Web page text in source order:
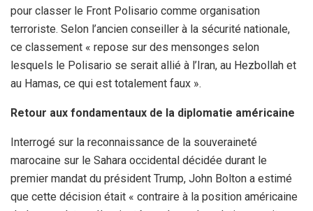
pour classer le Front Polisario comme organisation
terroriste. Selon l’ancien conseiller à la sécurité nationale,
ce classement « repose sur des mensonges selon
lesquels le Polisario se serait allié à l’Iran, au Hezbollah et
au Hamas, ce qui est totalement faux ».
Retour aux fondamentaux de la diplomatie américaine
Interrogé sur la reconnaissance de la souveraineté
marocaine sur le Sahara occidental décidée durant le
premier mandat du président Trump, John Bolton a estimé
que cette décision était « contraire à la position américaine